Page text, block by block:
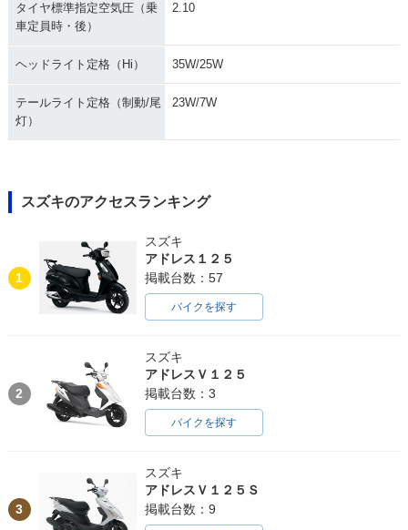
タイヤ標準指定空気圧（乗
車定員時・後）
2.10
ヘッドライト定格（Hi） 35W/25W
テールライト定格（制動/尾
灯）
23W/7W
スズキのアクセスランキング
1
スズキ
アドレス１２５
掲載台数：57
バイクを探す
2
スズキ
アドレスＶ１２５
掲載台数：3
バイクを探す
3
スズキ
アドレスＶ１２５Ｓ
掲載台数：9